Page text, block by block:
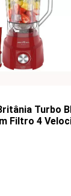
Turbo
Filtro 4